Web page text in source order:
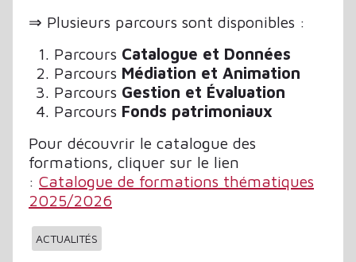
⇒ Plusieurs parcours sont disponibles :
Parcours Catalogue et Données
Parcours Médiation et Animation
Parcours Gestion et Évaluation
Parcours Fonds patrimoniaux
Pour découvrir le catalogue des
formations, cliquer sur le lien
: Catalogue de formations thématiques
2025/2026
ACTUALITÉS